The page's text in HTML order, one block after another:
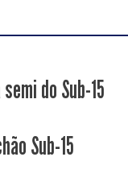
do Sub-15
Sub-15